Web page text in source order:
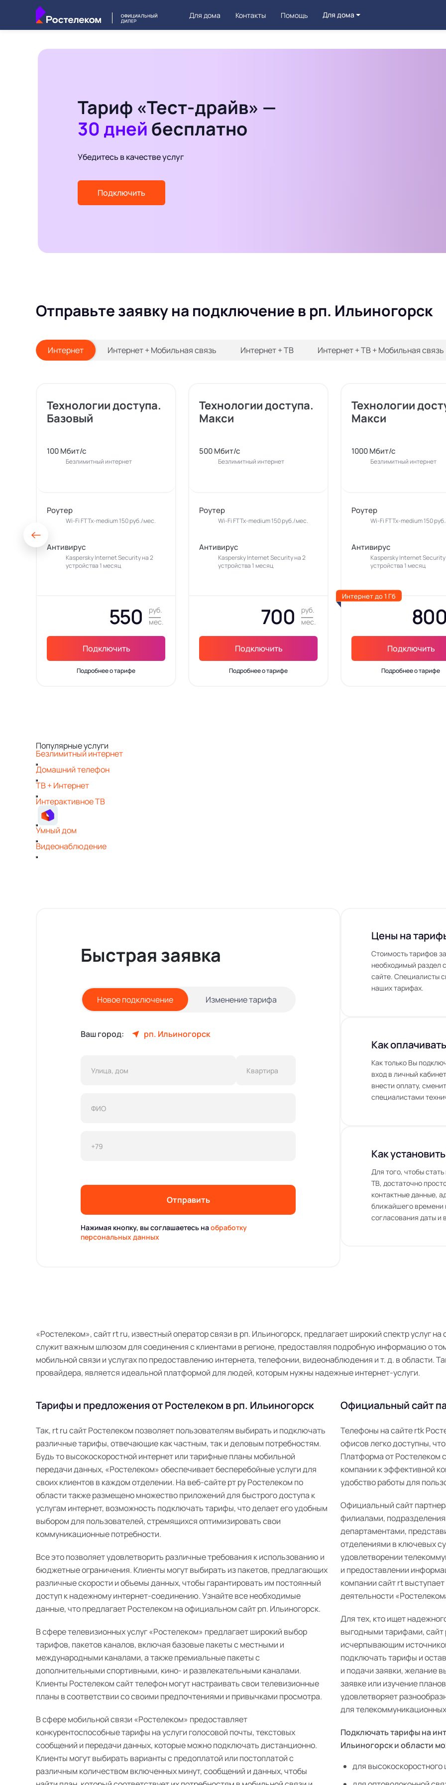
Для дома Контакты Помощь Для дома
Тариф «Тест-драйв» —
30 дней бесплатно
Убедитесь в качестве услуг
Подключить
Отправьте заявку на подключение в рп. Ильиногорск
Интернет Интернет + Мобильная связь Интернет + ТВ Интернет + ТВ + Мобильная связь
Технологии доступа.
Базовый
100 Мбит/с
Безлимитный интернет
Роутер
Wi-Fi FTTx-medium 150 руб./мес.
Антивирус
Kaspersky Internet Security на 2
устройства 1 месяц
550
руб.
мес.
Подключить
Подробнее о тарифе
Технологии доступа.
Макси
500 Мбит/с
Безлимитный интернет
Роутер
Wi-Fi FTTx-medium 150 руб./мес.
Антивирус
Kaspersky Internet Security на 2
устройства 1 месяц
700
руб.
мес.
Подключить
Подробнее о тарифе
Технологии
Макси
1000 Мбит/с
Безлимитный интернет
Роутер
Wi-Fi FTTx-medium 150
Антивирус
Kaspersky Internet
устройства 1 месяц
800
Подключить
Подробнее о тарифе
Интернет до 1 Гб
Популярные услуги
Безлимитный интернет
Домашний телефон
ТВ + Интернет
Интерактивное ТВ
Умный дом
Видеонаблюдение
Быстрая заявка
Новое подключение Изменение тарифа
Ваш город: рп. Ильиногорск
Отправить
Нажимая кнопку, вы соглашаетесь наобработку
персональных данных
Цены на
Стоимость тарифов
необходимый раздел
сайте. Специалисты
наших тарифах.
Как
Как только Вы
вход в личный
внести оплату,
специалистами
Как
Для того, чтобы
ТВ, достаточно
контактные данные,
ближайшего времени
согласования даты и
«Ростелеком», сайт rt ru, известный оператор связи в рп. Ильиногорск, предлагает широкий спектр услуг
служит важным шлюзом для соединения с клиентами в регионе, предоставляя подробную информацию о
мобильной связи и услугах по предоставлению интернета, телефонии, видеонаблюдения и т. д. в области.
провайдера, является идеальной платформой для людей, которым нужны надежные интернет-услуги.
Тарифы и предложения от Ростелеком в рп. Ильиногорск
Так, rt ru сайт Ростелеком позволяет пользователям выбирать и подключать
различные тарифы, отвечающие как частным, так и деловым потребностям.
Будь то высокоскоростной интернет или тарифные планы мобильной
передачи данных, «Ростелеком» обеспечивает бесперебойные услуги для
своих клиентов в каждом отделении. На веб-сайте рт ру Ростелеком по
области также размещено множество приложений для быстрого доступа к
услугам интернет, возможность подключать тарифы, что делает его удобным
выбором для пользователей, стремящихся оптимизировать свои
коммуникационные потребности.
Все это позволяет удовлетворить различные требования к использованию и
бюджетные ограничения. Клиенты могут выбирать из пакетов, предлагающих
различные скорости и объемы данных, чтобы гарантировать им постоянный
доступ к надежному интернет-соединению. Узнайте все необходимые
данные, что предлагает Ростелеком на официальном сайт рп. Ильиногорск.
В сфере телевизионных услуг «Ростелеком» предлагает широкий выбор
тарифов, пакетов каналов, включая базовые пакеты с местными и
международными каналами, а также премиальные пакеты с
дополнительными спортивными, кино- и развлекательными каналами.
Клиенты Ростелеком сайт телефон могут настраивать свои телевизионные
планы в соответствии со своими предпочтениями и привычками просмотра.
В сфере мобильной связи «Ростелеком» предоставляет
конкурентоспособные тарифы на услуги голосовой почты, текстовых
сообщений и передачи данных, которые можно подключать дистанционно.
Клиенты могут выбирать варианты с предоплатой или постоплатой с
различным количеством включенных минут, сообщений и данных, чтобы
Официальный сайт
Телефоны на сайте rtk
офисов легко доступны,
Платформа от Ростелеком
компании к эффективной
удобство работы для
Официальный сайт
филиалами,
департаментами,
отделениями в ключевых
удовлетворении
и предоставлении
компании сайт rt
деятельности
Для тех, кто ищет
выгодными тарифами, сайт
исчерпывающим
подключать тарифы и
и подачи заявки, желание
заявке или изучение
удовлетворяет
для
Подключать тарифы на
Ильиногорск и области
для высокоскоростного